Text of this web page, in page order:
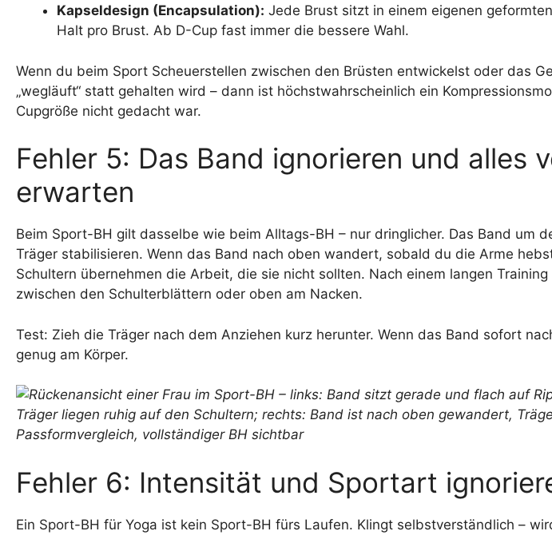
Kapseldesign (Encapsulation): Jede Brust sitzt in einem eigenen
Halt pro Brust. Ab D-Cup fast immer die bessere Wahl.
Wenn du beim Sport Scheuerstellen zwischen den Brüsten entwickelst oder das
„wegläuft“ statt gehalten wird – dann ist höchstwahrscheinlich ein
Cupgröße nicht gedacht war.
Fehler 5: Das Band ignorieren und alles
erwarten
Beim Sport-BH gilt dasselbe wie beim Alltags-BH – nur dringlicher. Das Band um
Träger stabilisieren. Wenn das Band nach oben wandert, sobald du die Arme
Schultern übernehmen die Arbeit, die sie nicht sollten. Nach einem langen
zwischen den Schulterblättern oder oben am Nacken.
Test: Zieh die Träger nach dem Anziehen kurz herunter. Wenn das Band sofort
genug am Körper.
Fehler 6: Intensität und Sportart
Ein Sport-BH für Yoga ist kein Sport-BH fürs Laufen. Klingt selbstverständlich –